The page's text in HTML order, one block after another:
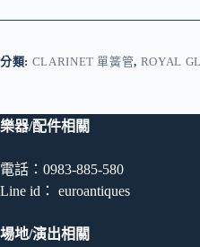
分類: CLARINET 單簧管, ROYAL
樂器/配件相關
電話：0983-885-580
Line id： euroantiques
場地/演出相關